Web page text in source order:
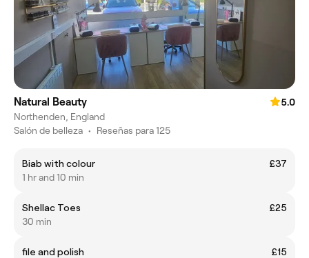
Natural Beauty
5.0
Northenden, England
Salón de belleza • Reseñas para 125
Biab with colour
£37
1 hr and 10 min
Shellac Toes
£25
30 min
file and polish
£15